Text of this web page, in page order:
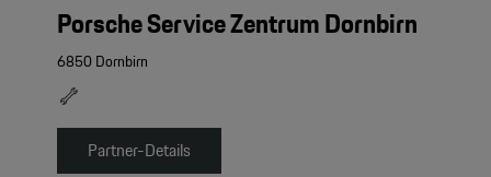
Porsche Service Zentrum Dornbirn
6850 Dornbirn
Partner-Details